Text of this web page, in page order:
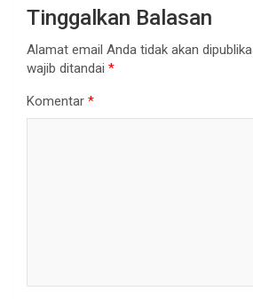
Tinggalkan Balasan
Alamat email Anda tidak akan
wajib ditandai *
Komentar *